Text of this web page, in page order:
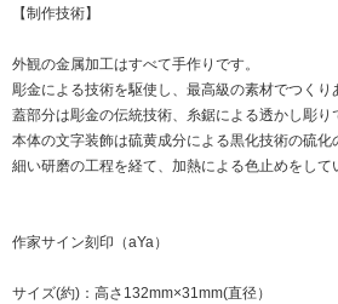
【制作技術】
外観の金属加工はすべて手作りです。
彫金による技術を駆使し、最高級の素材でつくり
蓋部分は彫金の伝統技術、糸鋸による透かし彫り
本体の文字装飾は硫黄成分による黒化技術の硫化
細い研磨の工程を経て、加熱による色止めをして
作家サイン刻印（aYa）
サイズ(約)：高さ132mm×31mm(直径）